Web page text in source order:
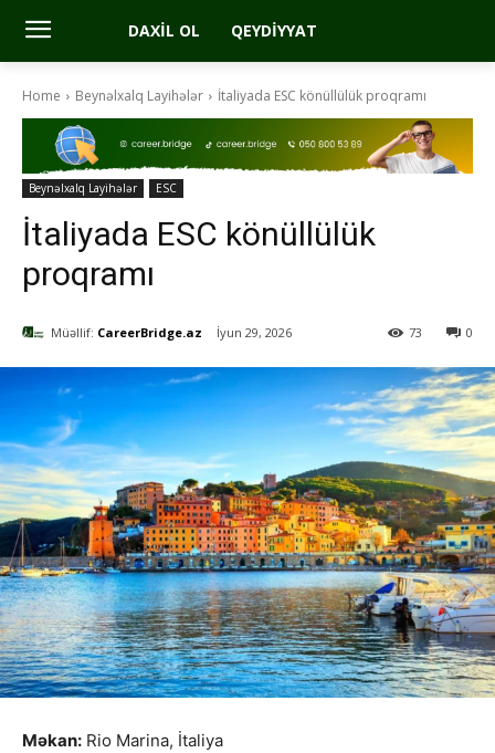
DAXIL OL QEYDIYYAT
Home Beynəlxalq Layihələr İtaliyada ESC könüllülük proqramı
Beynəlxalq Layihələr ESC
İtaliyada ESC könüllülük
proqramı
Müəllif: CareerBridge.az İyun 29, 2026 0
73
Məkan: Rio Marina, İtaliya